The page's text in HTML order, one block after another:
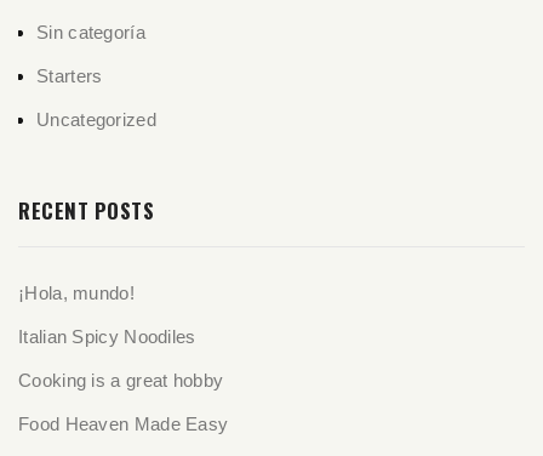
Sin categoría
Starters
Uncategorized
RECENT POSTS
¡Hola, mundo!
Italian Spicy Noodiles
Cooking is a great hobby
Food Heaven Made Easy